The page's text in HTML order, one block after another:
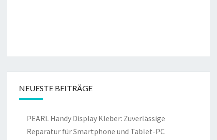
NEUESTE BEITRÄGE
PEARL Handy Display Kleber: Zuverlässige
Reparatur für Smartphone und Tablet-PC